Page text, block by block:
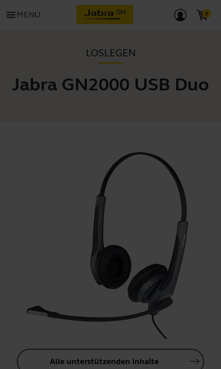
menu MENU
LOSLEGEN
Jabra GN2000 USB Duo
Alle unterstützenden Inhalte